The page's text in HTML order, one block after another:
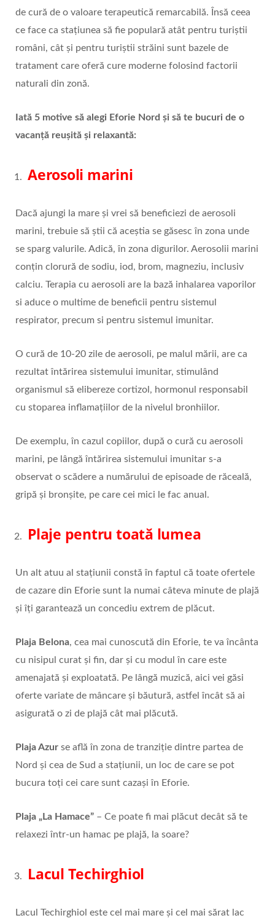
de cură de o valoare terapeutică remarcabilă. Însă ceea
ce face ca stațiunea să fie populară atât pentru turiștii
români, cât și pentru turiștii străini sunt bazele de
tratament care oferă cure moderne folosind factorii
naturali din zonă.
Iată 5 motive să alegi Eforie Nord și să te bucuri de o
vacanță reușită și relaxantă:
Aerosoli marini
Dacă ajungi la mare și vrei să beneficiezi de aerosoli
marini, trebuie să știi că aceștia se găsesc în zona unde
se sparg valurile. Adică, în zona digurilor. Aerosolii marini
conțin clorură de sodiu, iod, brom, magneziu, inclusiv
calciu. Terapia cu aerosoli are la bază inhalarea vaporilor
si aduce o multime de beneficii pentru sistemul
respirator, precum si pentru sistemul imunitar.
O cură de 10-20 zile de aerosoli, pe malul mării, are ca
rezultat întărirea sistemului imunitar, stimulând
organismul să elibereze cortizol, hormonul responsabil
cu stoparea inflamațiilor de la nivelul bronhiilor.
De exemplu, în cazul copiilor, după o cură cu aerosoli
marini, pe lângă întărirea sistemului imunitar s-a
observat o scădere a numărului de episoade de răceală,
gripă și bronșite, pe care cei mici le fac anual.
Plaje pentru toată lumea
Un alt atuu al stațiunii constă în faptul că toate ofertele
de cazare din Eforie sunt la numai câteva minute de plajă
şi îţi garantează un concediu extrem de plăcut.
Plaja Belona, cea mai cunoscută din Eforie, te va încânta
cu nisipul curat şi fin, dar şi cu modul în care este
amenajată şi exploatată. Pe lângă muzică, aici vei găsi
oferte variate de mâncare şi băutură, astfel încât să ai
asigurată o zi de plajă cât mai plăcută.
Plaja Azur se află în zona de tranziţie dintre partea de
Nord şi cea de Sud a staţiunii, un loc de care se pot
bucura toți cei care sunt cazași în Eforie.
Plaja „La Hamace” – Ce poate fi mai plăcut decât să te
relaxezi într-un hamac pe plajă, la soare?
Lacul Techirghiol
Lacul Techirghiol este cel mai mare și cel mai sărat lac